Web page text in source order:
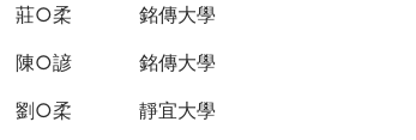
莊○柔 銘傳大學
陳○諺 銘傳大學
劉○柔 靜宜大學